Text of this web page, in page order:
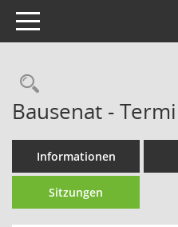
Toggle navigation
Bausenat -
Informationen
Sitzungen